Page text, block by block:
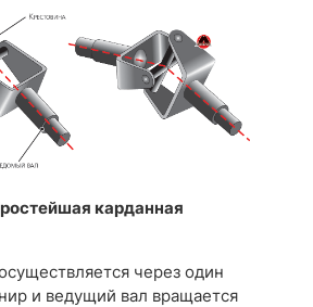
карданная
через один
и ведущий вал вращается